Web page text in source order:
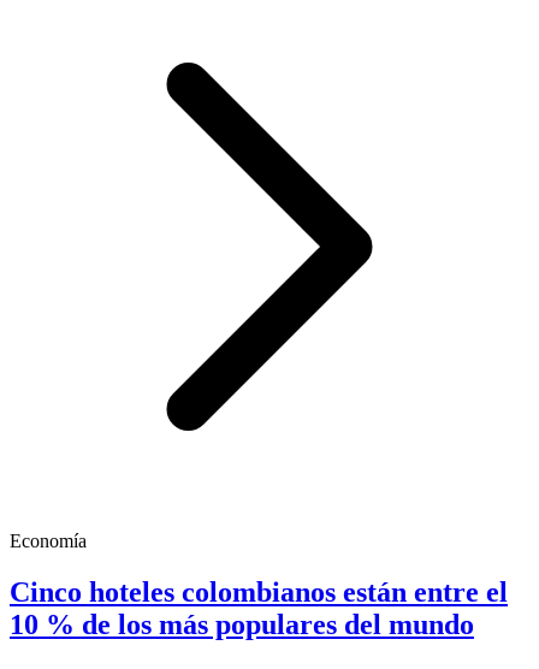
Economía
Cinco hoteles colombianos están entre el
10 % de los más populares del mundo